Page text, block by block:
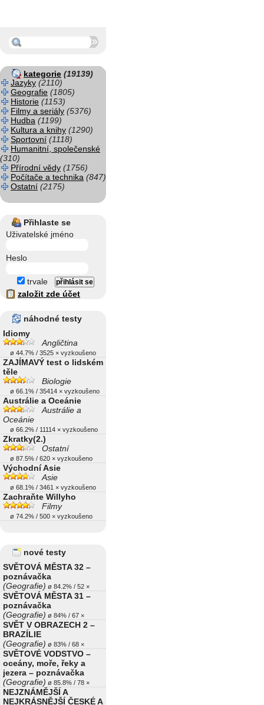
kategorie (19139)
Jazyky (2110)
Geografie (1805)
Historie (1153)
Filmy a seriály (5376)
Hudba (1199)
Kultura a knihy (1290)
Sportovní (1118)
Humanitní, společenské
(310)
Přírodní vědy (1756)
Počítače a technika (847)
Ostatní (2175)
Přihlaste se
Uživatelské jméno
Heslo
trvale
založit zde účet
náhodné testy
Idiomy
Angličtina
ø 44.7% / 3525 × vyzkoušeno
ZAJÍMAVÝ test o lidském
těle
Biologie
ø 66.1% / 35414 × vyzkoušeno
Austrálie a Oceánie
Austrálie a
Oceánie
ø 66.2% / 11114 × vyzkoušeno
Zkratky(2.)
Ostatní
ø 87.5% / 620 × vyzkoušeno
Východní Asie
Asie
ø 68.1% / 3461 × vyzkoušeno
Zachraňte Willyho
Filmy
ø 74.2% / 500 × vyzkoušeno
nové testy
SVĚTOVÁ MĚSTA 32 –
poznávačka
(Geografie) ø 84.2% / 52 ×
SVĚTOVÁ MĚSTA 31 –
poznávačka
(Geografie) ø 84% / 67 ×
SVĚT V OBRAZECH 2 –
BRAZÍLIE
(Geografie) ø 83% / 68 ×
SVĚTOVÉ VODSTVO –
oceány, moře, řeky a
jezera – poznávačka
(Geografie) ø 85.8% / 78 ×
NEJZNÁMĚJŠÍ A
NEJKRÁSNĚJŠÍ ČESKÉ A